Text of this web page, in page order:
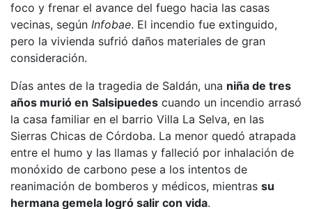
foco y frenar el avance del fuego hacia las casas
vecinas, según Infobae. El incendio fue extinguido,
pero la vivienda sufrió daños materiales de gran
consideración.
Días antes de la tragedia de Saldán, una niña de tres
años murió en Salsipuedes cuando un incendio arrasó
la casa familiar en el barrio Villa La Selva, en las
Sierras Chicas de Córdoba. La menor quedó atrapada
entre el humo y las llamas y falleció por inhalación de
monóxido de carbono pese a los intentos de
reanimación de bomberos y médicos, mientras su
hermana gemela logró salir con vida.